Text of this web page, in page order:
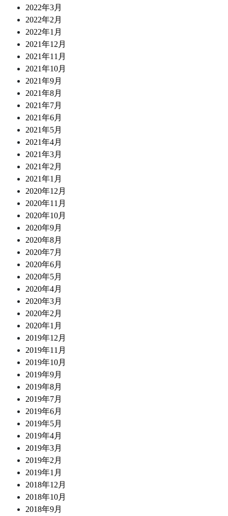
2022年3月
2022年2月
2022年1月
2021年12月
2021年11月
2021年10月
2021年9月
2021年8月
2021年7月
2021年6月
2021年5月
2021年4月
2021年3月
2021年2月
2021年1月
2020年12月
2020年11月
2020年10月
2020年9月
2020年8月
2020年7月
2020年6月
2020年5月
2020年4月
2020年3月
2020年2月
2020年1月
2019年12月
2019年11月
2019年10月
2019年9月
2019年8月
2019年7月
2019年6月
2019年5月
2019年4月
2019年3月
2019年2月
2019年1月
2018年12月
2018年10月
2018年9月